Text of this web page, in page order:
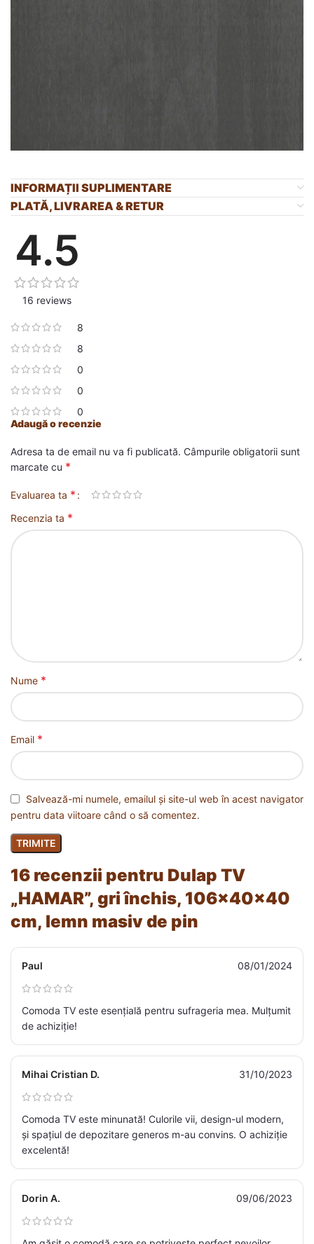
INFORMAȚII SUPLIMENTARE
PLATĂ, LIVRAREA & RETUR
4.5
16 reviews
8
8
0
0
0
16 recenzii pentru Dulap TV
„HAMAR”, gri închis, 106x40x40
cm, lemn masiv de pin
Paul 08/01/2024
Comoda TV este esențială pentru sufrageria mea. Mulțumit
de achiziție!
Mihai Cristian D. 31/10/2023
Comoda TV este minunată! Culorile vii, design-ul modern,
și spațiul de depozitare generos m-au convins. O achiziție
excelentă!
Dorin A. 09/06/2023
Adaugă o recenzie
Adresa ta de email nu va fi publicată. Câmpurile obligatorii sunt
marcate cu *
Evaluarea ta *
Recenzia ta *
Nume *
Email *
Salvează-mi numele, emailul și site-ul web în acest navigator
pentru data viitoare când o să comentez.